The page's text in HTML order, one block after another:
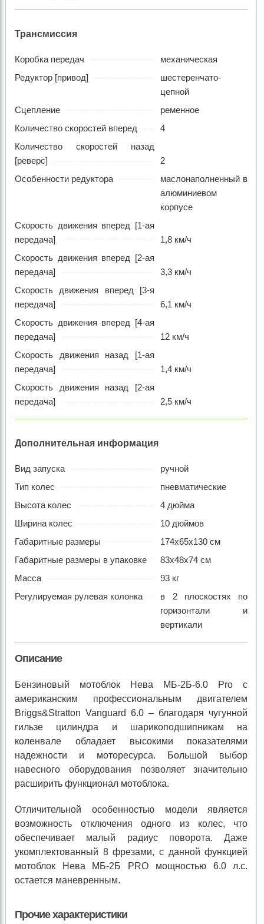
Трансмиссия
Коробка передач
механическая
Редуктор [привод]
шестеренчато-
цепной
Сцепление
ременное
Количество скоростей вперед
4
Количество скоростей назад
[реверс]
2
Особенности редуктора
маслонаполненный в
алюминиевом
корпусе
Скорость движения вперед [1-ая
передача]
1,8 км/ч
Скорость движения вперед [2-ая
передача]
3,3 км/ч
Скорость движения вперед [3-я
передача]
6,1 км/ч
Скорость движения вперед [4-ая
передача]
12 км/ч
Скорость движения назад [1-ая
передача]
1,4 км/ч
Скорость движения назад [2-ая
передача]
2,5 км/ч
Дополнительная информация
Вид запуска
ручной
Тип колес
пневматические
Высота колес
4 дюйма
Ширина колес
10 дюймов
Габаритные размеры
174х65х130 см
Габаритные размеры в упаковке
83х48х74 см
Масса
93 кг
Регулируемая рулевая колонка
в 2 плоскостях по
горизонтали и
вертикали
Описание
Бензиновый мотоблок Нева МБ-2Б-6.0 Pro с
американским профессиональным двигателем
Briggs&Stratton Vanguard 6.0 – благодаря чугунной
гильзе цилиндра и шарикоподшипникам на
коленвале обладает высокими показателями
надежности и моторесурса. Большой выбор
навесного оборудования позволяет значительно
расширить функционал мотоблока.
Отличительной особенностью модели является
возможность отключения одного из колес, что
обеспечивает малый радиус поворота. Даже
укомплектованный 8 фрезами, с данной функцией
мотоблок Нева МБ-2Б PRO мощностью 6.0 л.с.
остается маневренным.
Прочие характеристики